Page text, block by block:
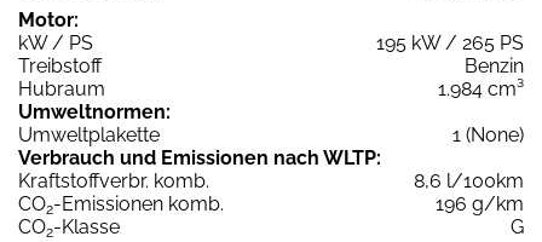
Motor:
kW / PS
195 kW / 265 PS
Treibstoff
Benzin
Hubraum
1.984 cm³
Umweltnormen:
Umweltplakette
1 (None)
Verbrauch und Emissionen nach WLTP:
Kraftstoffverbr. komb.
8,6 l/100km
CO2-Emissionen komb.
196 g/km
CO2-Klasse
G